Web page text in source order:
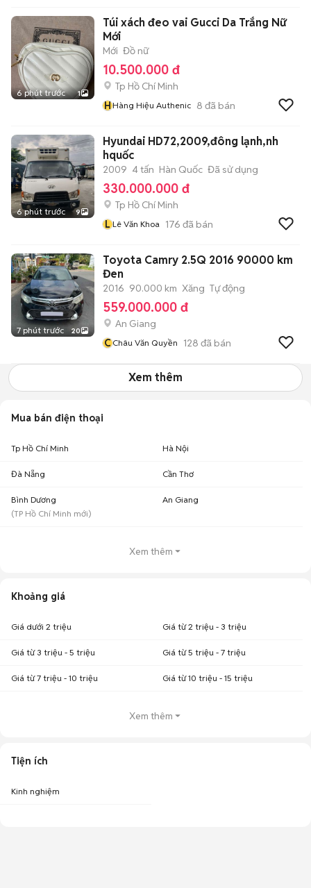
6 phút trước 1
Túi xách đeo vai Gucci Da Trắng Nữ
Mới
Mới Đồ nữ
10.500.000 đ
Tp Hồ Chí Minh
HHàng Hiệu Authenic 8 đã bán
6 phút trước 9
Hyundai HD72,2009,đông lạnh,nh
hquốc
2009 4 tấn Hàn Quốc Đã sử dụng
330.000.000 đ
Tp Hồ Chí Minh
L Lê Văn Khoa 176 đã bán
7 phút trước 20
Toyota Camry 2.5Q 2016 90000 km
Đen
2016 90.000 km Xăng Tự động
559.000.000 đ
An Giang
CChâu Văn Quyền 128 đã bán
Xem thêm
Mua bán điện thoại
Tp Hồ Chí Minh Hà Nội
Đà Nẵng Cần Thơ
Bình Dương
(TP Hồ Chí Minh mới)
An Giang
Xem thêm
Khoảng giá
Giá dưới 2 triệu Giá từ 2 triệu - 3 triệu
Giá từ 3 triệu - 5 triệu Giá từ 5 triệu - 7 triệu
Giá từ 7 triệu - 10 triệu Giá từ 10 triệu - 15 triệu
Xem thêm
Tiện ích
Kinh nghiệm